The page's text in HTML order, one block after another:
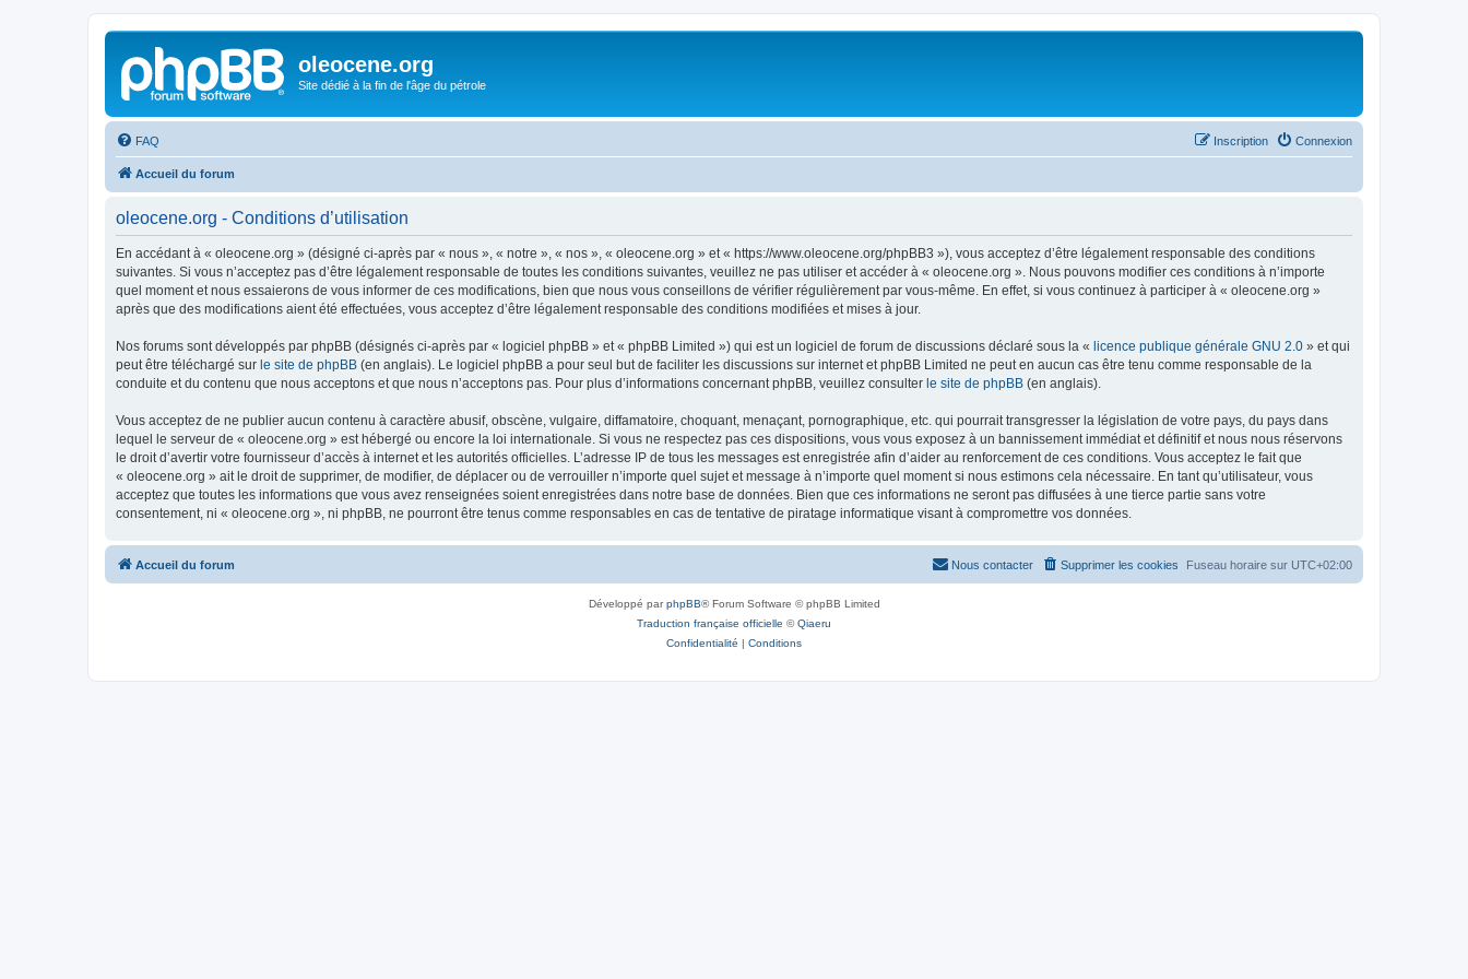
oleocene.org
Site dédié à la fin de l'âge du pétrole
FAQ Connexion
Inscription
Accueil du forum
oleocene.org - Conditions d’utilisation
En accédant à « oleocene.org » (désigné ci-après par « nous », « notre », « nos », « oleocene.org » et « https://www.oleocene.org/phpBB3 »), vous acceptez d’être légalement responsable des conditions
suivantes. Si vous n’acceptez pas d’être légalement responsable de toutes les conditions suivantes, veuillez ne pas utiliser et accéder à « oleocene.org ». Nous pouvons modifier ces conditions à n’importe
quel moment et nous essaierons de vous informer de ces modifications, bien que nous vous conseillons de vérifier régulièrement par vous-même. En effet, si vous continuez à participer à « oleocene.org »
après que des modifications aient été effectuées, vous acceptez d’être légalement responsable des conditions modifiées et mises à jour.
Nos forums sont développés par phpBB (désignés ci-après par « logiciel phpBB » et « phpBB Limited ») qui est un logiciel de forum de discussions déclaré sous la « licence publique générale GNU 2.0 » et qui
peut être téléchargé sur le site de phpBB (en anglais). Le logiciel phpBB a pour seul but de faciliter les discussions sur internet et phpBB Limited ne peut en aucun cas être tenu comme responsable de la
conduite et du contenu que nous acceptons et que nous n’acceptons pas. Pour plus d’informations concernant phpBB, veuillez consulter le site de phpBB (en anglais).
Vous acceptez de ne publier aucun contenu à caractère abusif, obscène, vulgaire, diffamatoire, choquant, menaçant, pornographique, etc. qui pourrait transgresser la législation de votre pays, du pays dans
lequel le serveur de « oleocene.org » est hébergé ou encore la loi internationale. Si vous ne respectez pas ces dispositions, vous vous exposez à un bannissement immédiat et définitif et nous nous réservons
le droit d’avertir votre fournisseur d’accès à internet et les autorités officielles. L’adresse IP de tous les messages est enregistrée afin d’aider au renforcement de ces conditions. Vous acceptez le fait que
« oleocene.org » ait le droit de supprimer, de modifier, de déplacer ou de verrouiller n’importe quel sujet et message à n’importe quel moment si nous estimons cela nécessaire. En tant qu’utilisateur, vous
acceptez que toutes les informations que vous avez renseignées soient enregistrées dans notre base de données. Bien que ces informations ne seront pas diffusées à une tierce partie sans votre
consentement, ni « oleocene.org », ni phpBB, ne pourront être tenus comme responsables en cas de tentative de piratage informatique visant à compromettre vos données.
Accueil du forum Fuseau horaire sur UTC+02:00
Supprimer les cookies
Nous contacter
Développé parphpBB® Forum Software © phpBB Limited
Traduction française officielle ©Qiaeru
Confidentialité | Conditions